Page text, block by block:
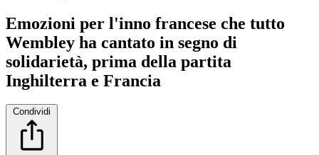
Emozioni per l'inno francese che tutto
Wembley ha cantato in segno di
solidarietà, prima della partita
Inghilterra e Francia
Condividi